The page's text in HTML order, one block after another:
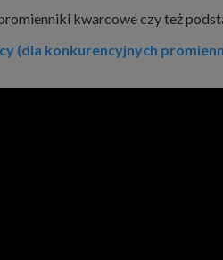
kwarcowe czy też
(dla konkurencyjnych